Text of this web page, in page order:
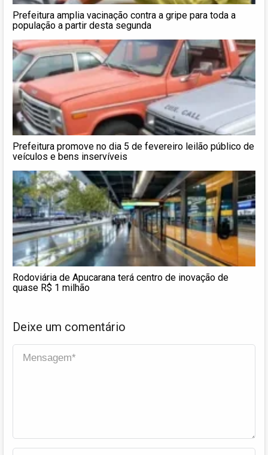
Prefeitura amplia vacinação contra a gripe para toda a
população a partir desta segunda
Prefeitura promove no dia 5 de fevereiro leilão público de
veículos e bens inservíveis
Rodoviária de Apucarana terá centro de inovação de
quase R$ 1 milhão
Deixe um comentário